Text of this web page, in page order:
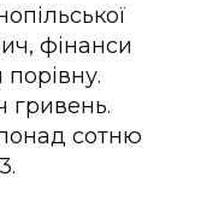
фінанси
гривень.
сотню